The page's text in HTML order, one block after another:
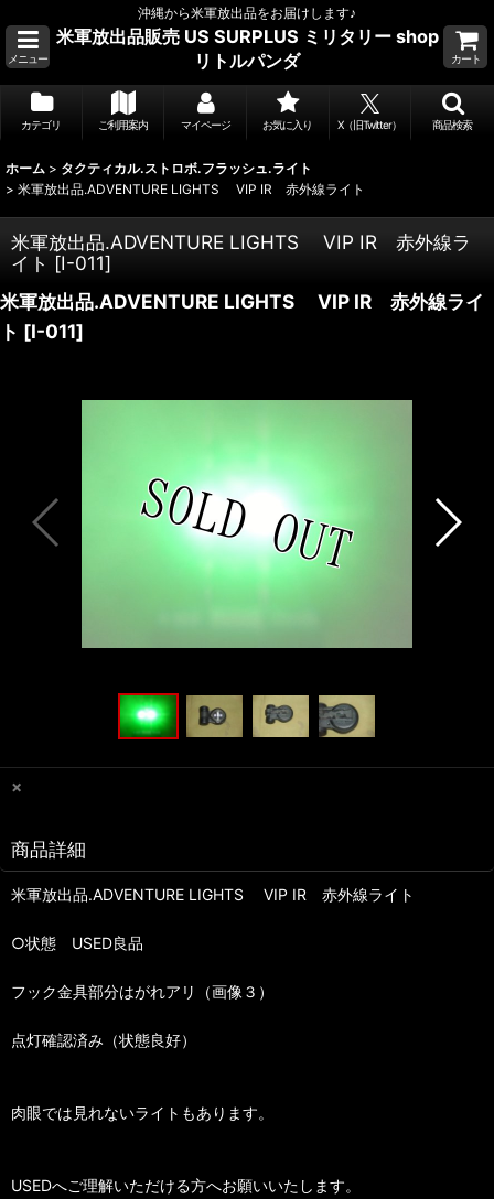
沖縄から米軍放出品をお届けします♪
メニュー
米軍放出品販売 US SURPLUS ミリタリー shop
リトルパンダ
カート
カテゴリ ご利用案内 マイページ お気に入り X（旧Twitter） 商品検索
ホーム > タクティカル.ストロボ.フラッシュ.ライト
> 米軍放出品.ADVENTURE LIGHTS VIP IR 赤外線ライト
米軍放出品.ADVENTURE LIGHTS VIP IR 赤外線ラ
イト [I-011]
米軍放出品.ADVENTURE LIGHTS VIP IR 赤外線ライ
ト [I-011]
×
商品詳細
米軍放出品.ADVENTURE LIGHTS VIP IR 赤外線ライト
○状態 USED良品
フック金具部分はがれアリ（画像３）
点灯確認済み（状態良好）
肉眼では見れないライトもあります。
USEDへご理解いただける方へお願いいたします。